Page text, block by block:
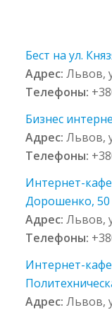
Бест на ул.
Адрес:Львов,
Телефоны:
Бизнес
Адрес:Львов,
Телефоны:
Интернет-
Дорошенко, 50
Адрес:Львов,
Телефоны:
Интернет-
Адрес:Львов,